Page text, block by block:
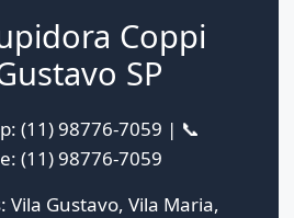
Coppi
SP
(11) 98776-7059 | 📞
(11) 98776-7059
Vila Gustavo, Vila Maria,